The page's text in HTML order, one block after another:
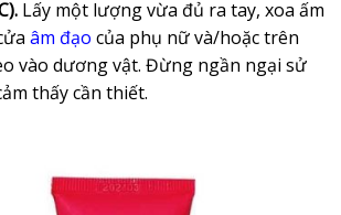
Lấy một lượng vừa đủ ra tay, xoa ấm
âm đạo của phụ nữ và/hoặc trên
vào dương vật. Đừng ngần ngại sử
thấy cần thiết.